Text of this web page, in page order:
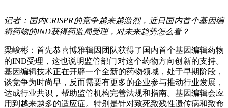
记者：国内CRISPR的竞争越来越激烈，近日国内首个基因编
辑药物的IND获得药监局受理，对未来趋势怎么看？
梁峻彬：首先恭喜博雅辑因团队获得了国内首个基因编辑药物
的IND受理，这也说明监管部门对这个药物方向创新的支持。
基因编辑技术正在开辟一个全新的药物领域，处于早期阶段，
谈竞争为时尚早，反而需要有更多的企业参与推动行业发展，
达成行业共识，帮助监管机构完善法规和指南。基因编辑会应
用到越来越多的适应症。特别是针对致死致残性遗传病和致命